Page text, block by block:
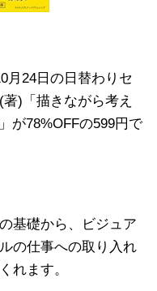
月24日の日替わりセ
)「描きながら考え
が78%OFFの599円で
基礎から、ビジュア
の仕事への取り入れ
れます。